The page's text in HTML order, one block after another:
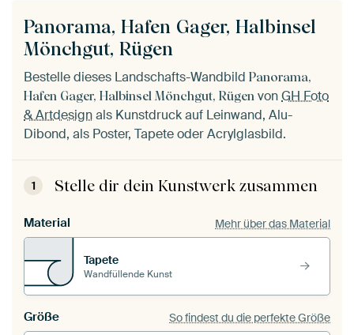
Panorama, Hafen Gager, Halbinsel
Mönchgut, Rügen
Bestelle dieses Landschafts-Wandbild Panorama,
Hafen Gager, Halbinsel Mönchgut, Rügen vonGH Foto
& Artdesignals Kunstdruck auf Leinwand, Alu-
Dibond, als Poster, Tapete oder Acrylglasbild.
1 Stelle dir dein Kunstwerk zusammen
Material Mehr über das Material
Tapete
Wandfüllende Kunst
Größe So findest du die perfekte Größe